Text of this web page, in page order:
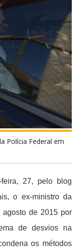
Polícia Federal em
27, pelo blog
o ex-ministro da
de 2015 por
de desvios na
os métodos